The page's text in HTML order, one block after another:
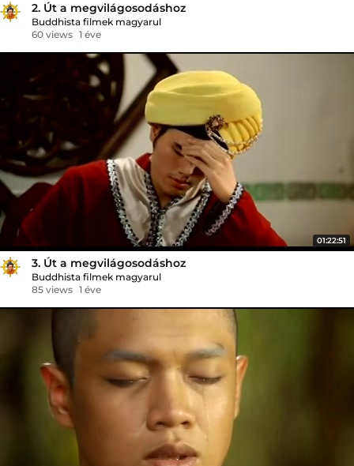
2. Út a megvilágosodáshoz
Buddhista filmek magyarul
60 views 1 éve
01:22:51
3. Út a megvilágosodáshoz
Buddhista filmek magyarul
85 views 1 éve